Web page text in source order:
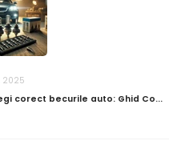
2025
corect becurile auto: Ghid Co...